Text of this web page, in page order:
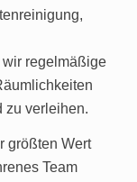
regelmäßige
zu verleihen.
größten Wert
Team